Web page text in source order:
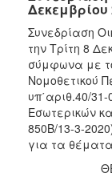
Δεκεμβρίου
Συνεδρίαση
την Τρίτη 8
σύμφωνα με
Νομοθετικού
υπ΄αριθ.40/
Εσωτερικών
850Β/13-3-
για τα